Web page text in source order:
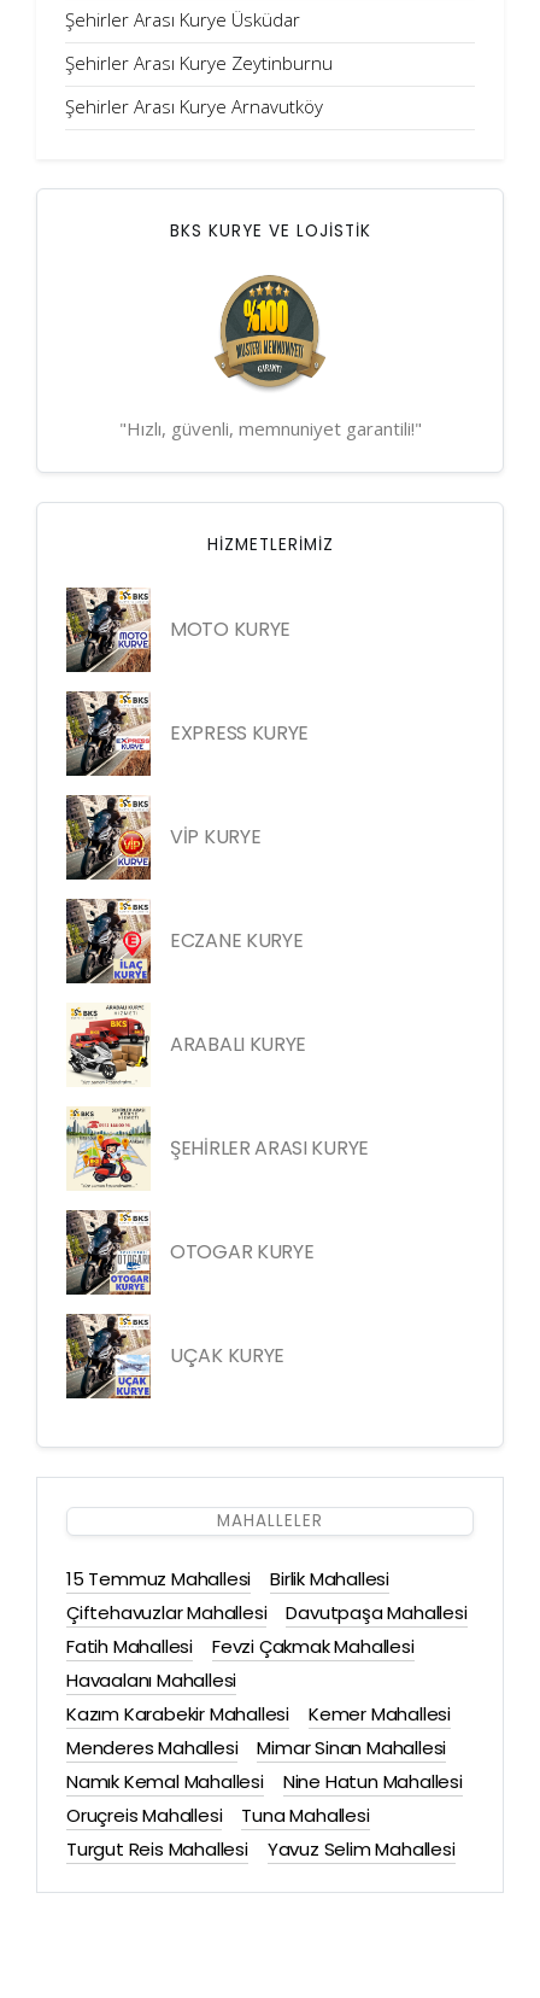
Şehirler Arası Kurye Üsküdar
Şehirler Arası Kurye Zeytinburnu
Şehirler Arası Kurye Arnavutköy
BKS KURYE VE LOJİSTİK
"Hızlı, güvenli, memnuniyet garantili!"
HIZMETLERIMIZ
MOTO KURYE
EXPRESS KURYE
VİP KURYE
ECZANE KURYE
ARABALI KURYE
ŞEHİRLER ARASI KURYE
OTOGAR KURYE
UÇAK KURYE
MAHALLELER
15 Temmuz Mahallesi
Birlik Mahallesi
Çiftehavuzlar Mahallesi
Davutpaşa Mahallesi
Fatih Mahallesi
Fevzi Çakmak Mahallesi
Havaalanı Mahallesi
Kazım Karabekir Mahallesi
Kemer Mahallesi
Menderes Mahallesi
Mimar Sinan Mahallesi
Namık Kemal Mahallesi
Nine Hatun Mahallesi
Oruçreis Mahallesi
Tuna Mahallesi
Turgut Reis Mahallesi
Yavuz Selim Mahallesi